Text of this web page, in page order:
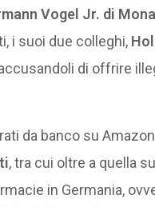
Vogel Jr. di
i suoi due colleghi,
di offrire
da banco su
, tra cui oltre a quella
in Germania,